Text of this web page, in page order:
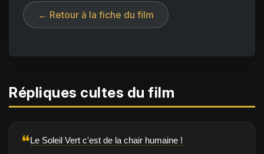
← Retour à la fiche du film
Répliques cultes du film
❝Le Soleil Vert c'est de la chair humaine !